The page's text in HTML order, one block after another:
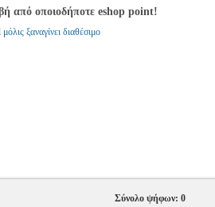
από οποιοδήποτε eshop point!
ξαναγίνει διαθέσιμο
Σύνολο ψήφων: 0